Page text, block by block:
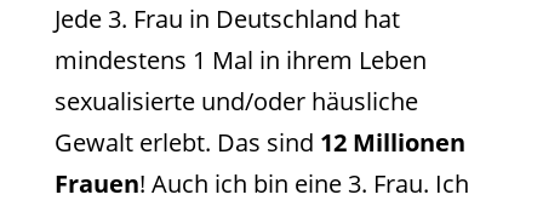
Jede 3. Frau in Deutschland hat
mindestens 1 Mal in ihrem Leben
sexualisierte und/oder häusliche
Gewalt erlebt. Das sind 12 Millionen
Frauen! Auch ich bin eine 3. Frau. Ich